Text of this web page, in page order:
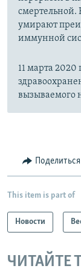
смертельной.
умирают
иммунной
11 марта
вызываемого
Поделиться
This item is part of
Новости
ЧИТАЙТЕ